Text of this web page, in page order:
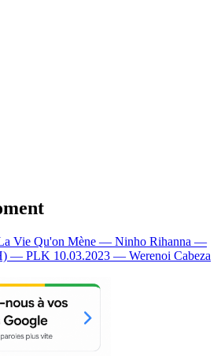
Vie Qu'on Mène — Ninho Rihanna —
— PLK 10.03.2023 — Werenoi Cabeza